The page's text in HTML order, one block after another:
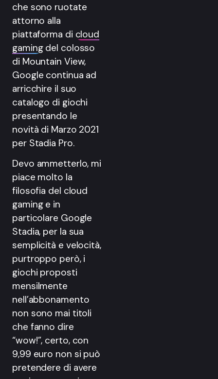
che sono ruotate
attorno alla
piattaforma di cloud
gamingdel colosso
di Mountain View,
Google continua ad
arricchire il suo
catalogo di giochi
presentando le
novità di Marzo 2021
per Stadia Pro.
Devo ammetterlo, mi
piace molto la
filosofia del cloud
gaming e in
particolare Google
Stadia, per la sua
semplicità e velocità,
purtroppo però, i
giochi proposti
mensilmente
nell’abbonamento
non sono mai titoli
che fanno dire
“wow!”, certo, con
9,99 euro non si può
pretendere di avere